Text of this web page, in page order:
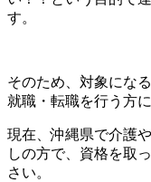
す。
そのため、対象にな
就職・転職を行う方に
現在、沖縄県で介護
しの方で、資格を取
さい。